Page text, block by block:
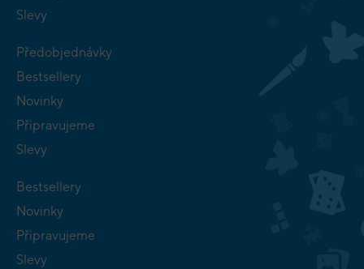
Slevy
Předobjednávky
Bestsellery
Novinky
Připravujeme
Slevy
Bestsellery
Novinky
Připravujeme
Slevy